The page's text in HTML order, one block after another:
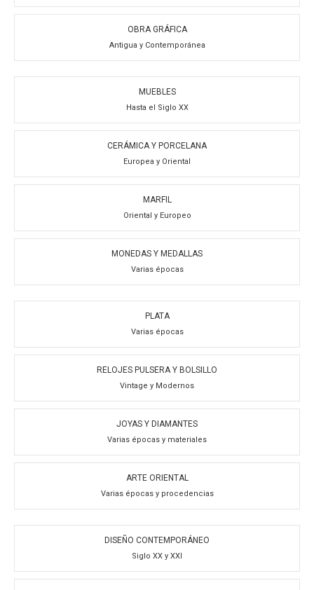
OBRA GRÁFICA
Antigua y Contemporánea
MUEBLES
Hasta el Siglo XX
CERÁMICA Y PORCELANA
Europea y Oriental
MARFIL
Oriental y Europeo
MONEDAS Y MEDALLAS
Varias épocas
PLATA
Varias épocas
RELOJES PULSERA Y BOLSILLO
Vintage y Modernos
JOYAS Y DIAMANTES
Varias épocas y materiales
ARTE ORIENTAL
Varias épocas y procedencias
DISEÑO CONTEMPORÁNEO
Siglo XX y XXI